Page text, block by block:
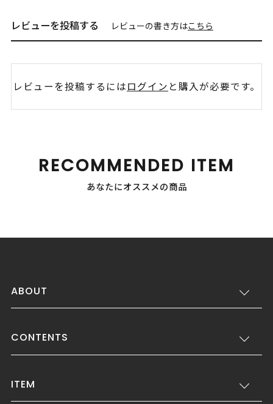
レビューを投稿する レビューの書き方はこちら
レビューを投稿するにはログイン と購入が必要です。
RECOMMENDED ITEM
あなたにオススメの商品
ABOUT
CONTENTS
ITEM